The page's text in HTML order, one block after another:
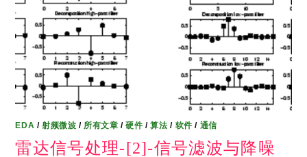
EDA /射频微波 / 所有文章 /硬件 /算法 / 软件 / 通信
雷达信号处理-[2]-信号滤波与降噪